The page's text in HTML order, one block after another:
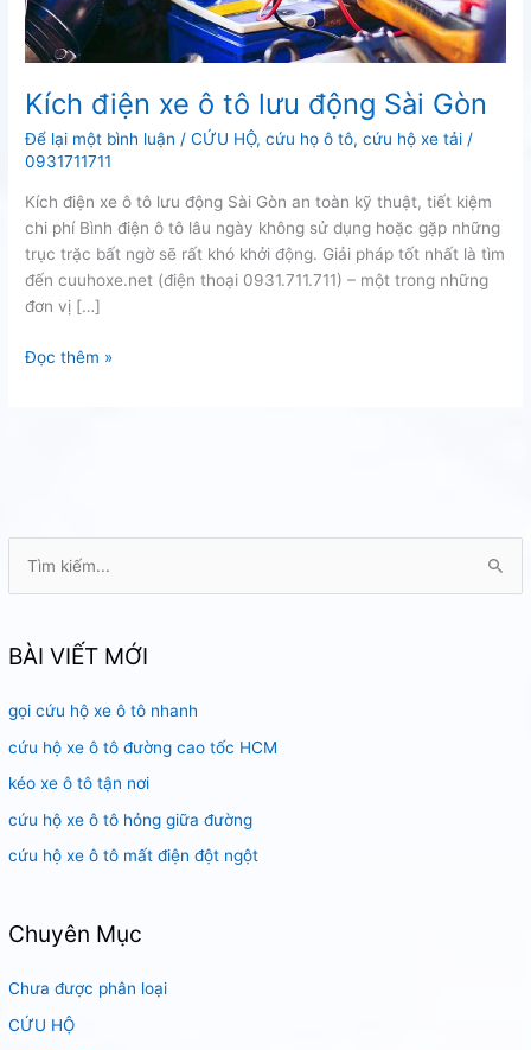
k
ế
m
:
BÀI VIẾT MỚI
gọi cứu hộ xe ô tô nhanh
cứu hộ xe ô tô đường cao tốc HCM
kéo xe ô tô tận nơi
cứu hộ xe ô tô hỏng giữa đường
cứu hộ xe ô tô mất điện đột ngột
Chuyên Mục
Chưa được phân loại
CỨU HỘ
Kích điện xe ô tô lưu động Sài Gòn
Để lại một bình luận /CỨU HỘ,cứu họ ô tô,cứu hộ xe tải /
0931711711
Kích điện xe ô tô lưu động Sài Gòn an toàn kỹ thuật, tiết kiệm
chi phí Bình điện ô tô lâu ngày không sử dụng hoặc gặp những
trục trặc bất ngờ sẽ rất khó khởi động. Giải pháp tốt nhất là tìm
đến cuuhoxe.net (điện thoại 0931.711.711) – một trong những
đơn vị […]
Kích
Sài
Gòn
Đọc thêm »